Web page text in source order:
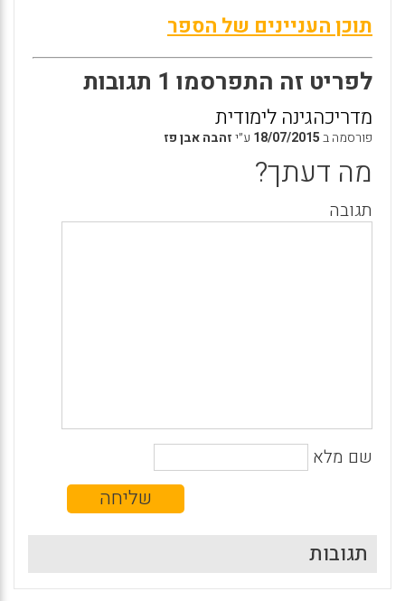
תוכן העניינים של הספר
לפריט זה התפרסמו 1 תגובות
מדריכהגינה לימודית
פורסמה ב18/07/2015 ע״יזהבה אבן פז
מה דעתך?
תגובה
שם מלא
תגובות